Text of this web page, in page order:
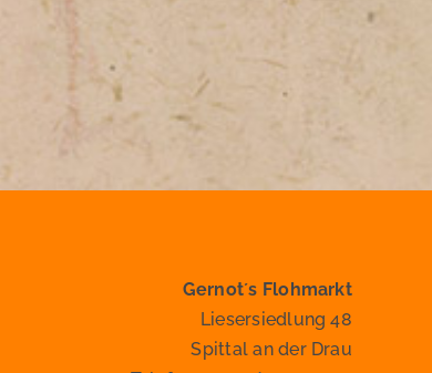
Gernot´s Flohmarkt
Liesersiedlung 48
Spittal an der Drau